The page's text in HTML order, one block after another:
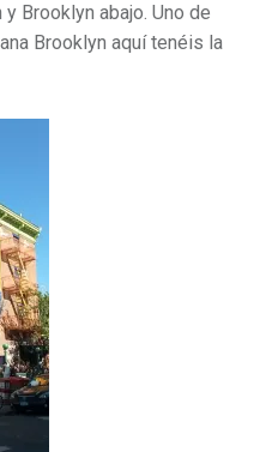
Brooklyn abajo. Uno de
Brooklyn aquí tenéis la